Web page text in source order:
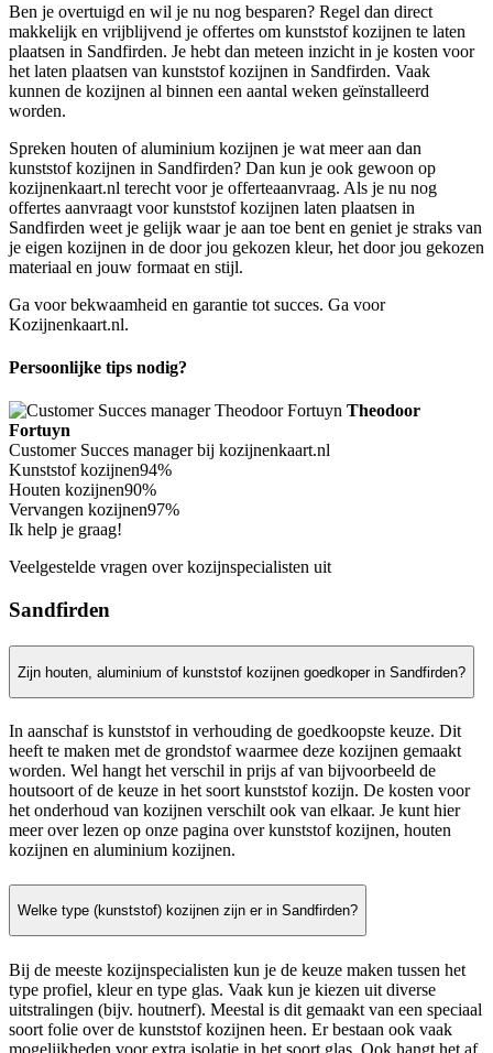
Ben je overtuigd en wil je nu nog besparen? Regel dan direct
makkelijk en vrijblijvend je offertes om kunststof kozijnen te laten
plaatsen in Sandfirden. Je hebt dan meteen inzicht in je kosten voor
het laten plaatsen van kunststof kozijnen in Sandfirden. Vaak
kunnen de kozijnen al binnen een aantal weken geïnstalleerd
worden.
Spreken houten of aluminium kozijnen je wat meer aan dan
kunststof kozijnen in Sandfirden? Dan kun je ook gewoon op
kozijnenkaart.nl terecht voor je offerteaanvraag. Als je nu nog
offertes aanvraagt voor kunststof kozijnen laten plaatsen in
Sandfirden weet je gelijk waar je aan toe bent en geniet je straks van
je eigen kozijnen in de door jou gekozen kleur, het door jou gekozen
materiaal en jouw formaat en stijl.
Ga voor bekwaamheid en garantie tot succes. Ga voor
Kozijnenkaart.nl.
Persoonlijke tips nodig?
Theodoor
Fortuyn
Customer Succes manager bij kozijnenkaart.nl
Kunststof kozijnen94%
Houten kozijnen90%
Vervangen kozijnen97%
Ik help je graag!
Veelgestelde vragen over kozijnspecialisten uit
Sandfirden
Zijn houten, aluminium of kunststof kozijnen goedkoper in Sandfirden?
In aanschaf is kunststof in verhouding de goedkoopste keuze. Dit
heeft te maken met de grondstof waarmee deze kozijnen gemaakt
worden. Wel hangt het verschil in prijs af van bijvoorbeeld de
houtsoort of de keuze in het soort kunststof kozijn. De kosten voor
het onderhoud van kozijnen verschilt ook van elkaar. Je kunt hier
meer over lezen op onze pagina over kunststof kozijnen, houten
kozijnen en aluminium kozijnen.
Welke type (kunststof) kozijnen zijn er in Sandfirden?
Bij de meeste kozijnspecialisten kun je de keuze maken tussen het
type profiel, kleur en type glas. Vaak kun je kiezen uit diverse
uitstralingen (bijv. houtnerf). Meestal is dit gemaakt van een speciaal
soort folie over de kunststof kozijnen heen. Er bestaan ook vaak
mogelijkheden voor extra isolatie in het soort glas. Ook hangt het af